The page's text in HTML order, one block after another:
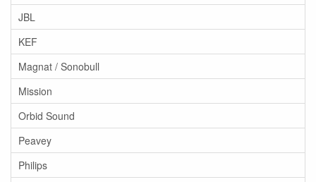
JBL
KEF
Magnat / Sonobull
Mission
Orbid Sound
Peavey
Philips